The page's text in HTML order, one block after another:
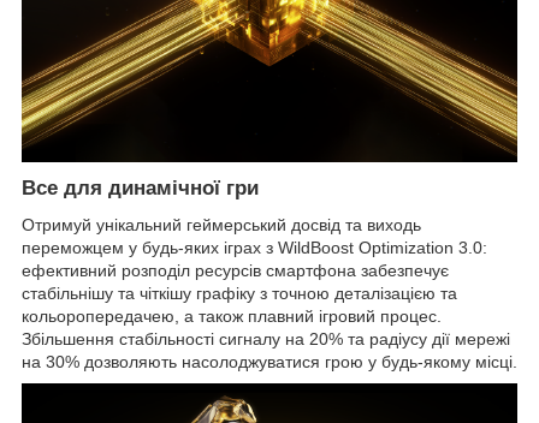
Все для динамічної гри
Отримуй унікальний геймерський досвід та виходь
переможцем у будь-яких іграх з WildBoost Optimization 3.0:
ефективний розподіл ресурсів смартфона забезпечує
стабільнішу та чіткішу графіку з точною деталізацією та
кольоропередачею, а також плавний ігровий процес.
Збільшення стабільності сигналу на 20% та радіусу дії мережі
на 30% дозволяють насолоджуватися грою у будь-якому місці.